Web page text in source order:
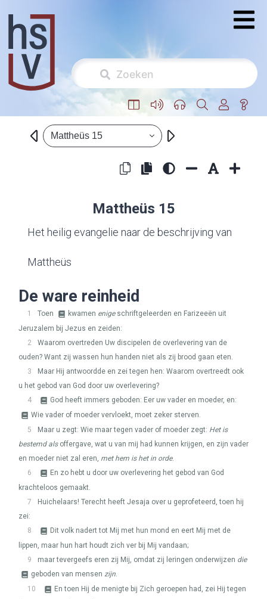
Mattheüs 15
Mattheüs 15
Het heilig evangelie naar de beschrijving van
Mattheüs
De ware reinheid
1 Toen kwamen enigeschriftgeleerden en Farizeeën uit
Jeruzalem bij Jezus en zeiden:
2
Waarom overtreden Uw discipelen de overlevering van de
ouden? Want zij wassen hun handen niet als zij brood gaan eten.
3
Maar Hij antwoordde en zei tegen hen: Waarom overtreedt ook
u het gebod van God door uw overlevering?
4
God heeft immers geboden: Eer uw vader en moeder, en:
Wie vader of moeder vervloekt, moet zeker sterven.
5
Maar u zegt: Wie maar tegen vader of moeder zegt: Het is
bestemd alsoffergave, wat u van mij had kunnen krijgen, en zijn vader
en moeder niet zal eren, met hem is het in orde.
6
En zo hebt u door uw overlevering het gebod van God
krachteloos gemaakt.
7
Huichelaars! Terecht heeft Jesaja over u geprofeteerd, toen hij
zei:
8
Dit volk nadert tot Mij met hun mond en eert Mij met de
lippen, maar hun hart houdt zich ver bij Mij vandaan;
9
maar tevergeefs eren zij Mij, omdat zij leringen onderwijzen die
geboden van mensen zijn.
10
En toen Hij de menigte bij Zich geroepen had, zei Hij tegen